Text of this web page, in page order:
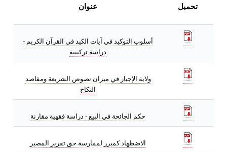
عنوان تحميل
أسلوب التوكيد في آيات الكيد في القرآن الكريم -
دراسة تركيبية
ولاية الإجبار في ميزان نصوص الشريعة ومقاصد
النكاح
حكم الجائحة في البيع - دراسة فقهية مقارنة
الاضطهاد كمبرر لممارسة حق تقرير المصير